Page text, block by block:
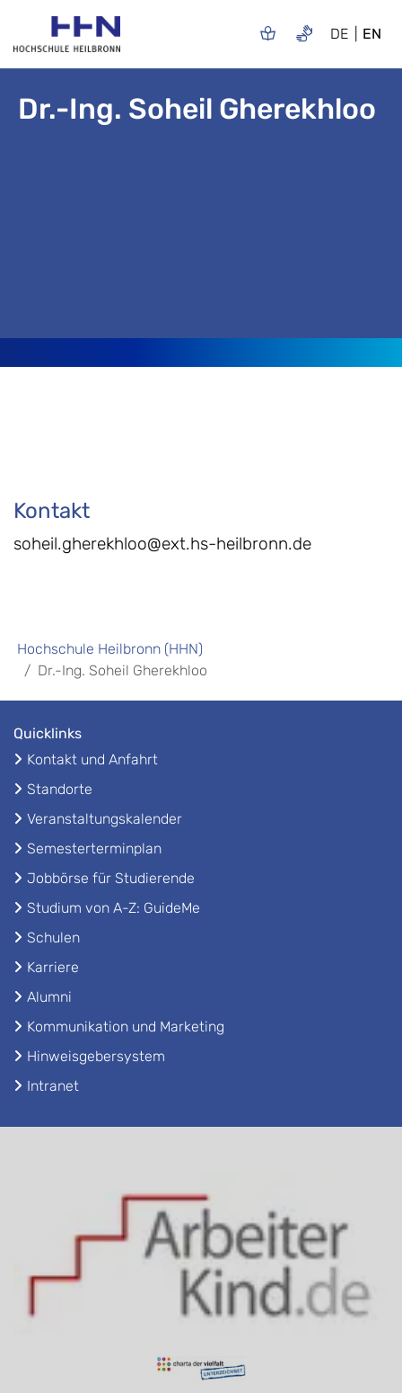
DE EN
Dr.-Ing. Soheil Gherekhloo
Kontakt
soheil.gherekhloo@ext.hs-heilbronn.de
Hochschule Heilbronn (HHN)
Dr.-Ing. Soheil Gherekhloo
Quicklinks
Kontakt und Anfahrt
Standorte
Veranstaltungskalender
Semesterterminplan
Jobbörse für Studierende
Studium von A-Z: GuideMe
Schulen
Karriere
Alumni
Kommunikation und Marketing
Hinweisgebersystem
Intranet